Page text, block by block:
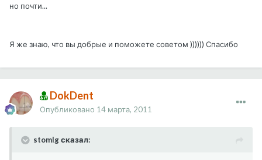
но почти...
Я же знаю, что вы добрые и поможете советом )))))) Спасибо
DokDent
Опубликовано 14 марта, 2011
stomlg сказал: